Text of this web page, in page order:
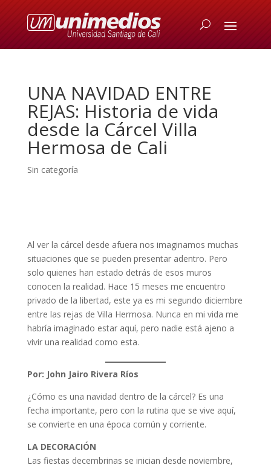
UNA NAVIDAD ENTRE
REJAS: Historia de vida
desde la Cárcel Villa
Hermosa de Cali
Sin categoría
Al ver la cárcel desde afuera nos imaginamos muchas
situaciones que se pueden presentar adentro. Pero
solo quienes han estado detrás de esos muros
conocen la realidad. Hace 15 meses me encuentro
privado de la libertad, este ya es mi segundo diciembre
entre las rejas de Villa Hermosa. Nunca en mi vida me
habría imaginado estar aquí, pero nadie está ajeno a
vivir una realidad como esta.
Por: John Jairo Rivera Ríos
¿Cómo es una navidad dentro de la cárcel? Es una
fecha importante, pero con la rutina que se vive aquí,
se convierte en una época común y corriente.
LA DECORACIÓN
Las fiestas decembrinas se inician desde noviembre,